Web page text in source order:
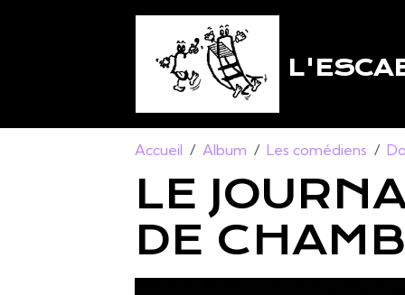
Accueil Album Les comédiens
LE
DE